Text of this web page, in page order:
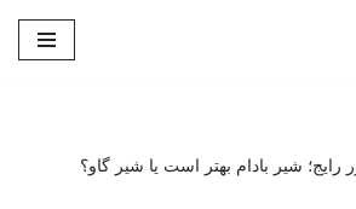
رایج؛ شیر بادام بهتر است یا شیر گاو؟